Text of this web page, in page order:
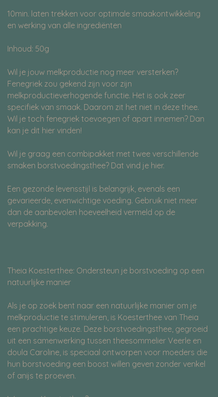
10min. laten trekken voor optimale smaakontwikkeling
en werking van alle ingrediënten
Inhoud: 50g
Wil je jouw melkproductie nog meer versterken?
Fenegriek zou gekend zijn voor zijn
melkproductieverhogende functie. Het is ook zeer
specifiek van smaak. Daarom zit het niet in deze thee.
Wil je toch fenegriek toevoegen of apart innemen? Dan
kan je dit hier vinden!
Wil je graag een combipakket met twee verschillende
smaken borstvoedingsthee? Dat vind je hier.
Een gezonde levensstijl is belangrijk, evenals een
gevarieerde, evenwichtige voeding. Gebruik niet meer
dan de aanbevolen hoeveelheid vermeld op de
verpakking.
Theia Koesterthee: Ondersteun je borstvoeding op een
natuurlijke manier
Als je op zoek bent naar een natuurlijke manier om je
melkproductie te stimuleren, is Koesterthee van Theia
een prachtige keuze. Deze borstvoedingsthee, gegroeid
uit een samenwerking tussen theesommelier Veerle en
doula Caroline, is speciaal ontworpen voor moeders die
hun borstvoeding een boost willen geven zonder venkel
of anijs te proeven.